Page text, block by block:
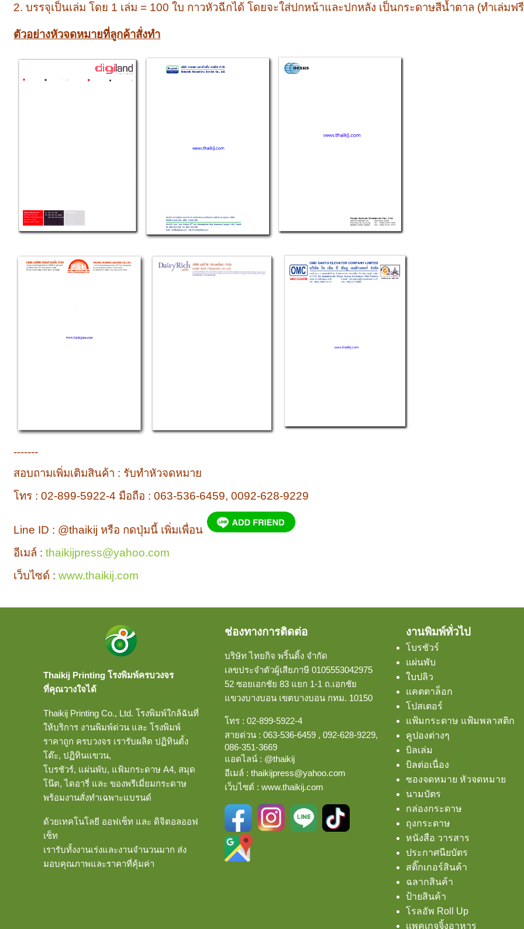
2. บรรจุเป็นเล่ม โดย 1 เล่ม = 100 ใบ กาวหัวฉีกได้ โดยจะใส่ปกหน้าและปกหลัง เป็นกระดาษสีน้ำตาล (ทำเล่มฟ
ตัวอย่างหัวจดหมายที่ลูกค้าสั่งทำ
-------
สอบถามเพิ่มเติมสินค้า : รับทำหัวจดหมาย
โทร : 02-899-5922-4 มือถือ : 063-536-6459, 0092-628-9229
Line ID : @thaikij หรือ กดปุ่มนี้ เพิ่มเพื่อน
อีเมล์ :thaikijpress@yahoo.com
เว็บไซด์ :www.thaikij.com
Thaikij Printing โรงพิมพ์ครบวงจร
ที่คุณวางใจได้
Thaikij Printing Co., Ltd. โรงพิมพ์ใกล้ฉันที่
ให้บริการ งานพิมพ์ด่วน และ โรงพิมพ์
ราคาถูก ครบวงจร เรารับผลิต ปฏิทินตั้ง
โต๊ะ, ปฏิทินแขวน,
โบรชัวร์, แผ่นพับ, แฟ้มกระดาษ A4, สมุด
โน๊ต, ไดอารี่ และ ของพรีเมี่ยมกระดาษ
พร้อมงานสั่งทำเฉพาะแบรนด์
ด้วยเทคโนโลยี ออฟเซ็ท และ ดิจิตอลออฟ
เซ็ท
เรารับทั้งงานเร่งและงานจำนวนมาก ส่ง
มอบคุณภาพและราคาที่คุ้มค่า
ช่องทางการติดต่อ
บริษัท ไทยกิจ พริ้นติ้ง จำกัด
เลขประจำตัวผู้เสียภาษี 0105553042975
52 ซอยเอกชัย 83 แยก 1-1 ถ.เอกชัย
แขวงบางบอน เขตบางบอน กทม. 10150
โทร : 02-899-5922-4
สายด่วน : 063-536-6459, 092-628-9229,
086-351-3669
แอดไลน์ : @thaikij
อีเมล์ : thaikijpress@yahoo.com
เว็บไซต์ : www.thaikij.com
งานพิมพ์ทั่วไป
โบรชัวร์
แผ่นพับ
ใบปลิว
แคตตาล็อก
โปสเตอร์
แฟ้มกระดาษ แฟ้มพลาสติก
คูปองต่างๆ
บิลเล่ม
บิลต่อเนื่อง
ซองจดหมาย หัวจดหมาย
นามบัตร
กล่องกระดาษ
ถุงกระดาษ
หนังสือ วารสาร
ประกาศนียบัตร
สติ๊กเกอร์สินค้า
ฉลากสินค้า
ป้ายสินค้า
โรลอัพ Roll Up
เเพคเกจจิ้งอาหาร